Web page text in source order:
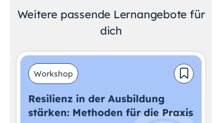
Weitere passende Lernangebote für
dich
Workshop
Resilienz in der Ausbildung
stärken: Methoden für die Praxis